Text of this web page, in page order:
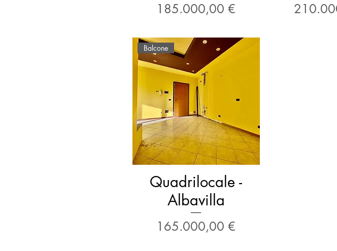
Prezzo
185.000,00 € Prezzo
Balcone
Quadrilocale -
Albavilla
Prezzo
165.000,00 €